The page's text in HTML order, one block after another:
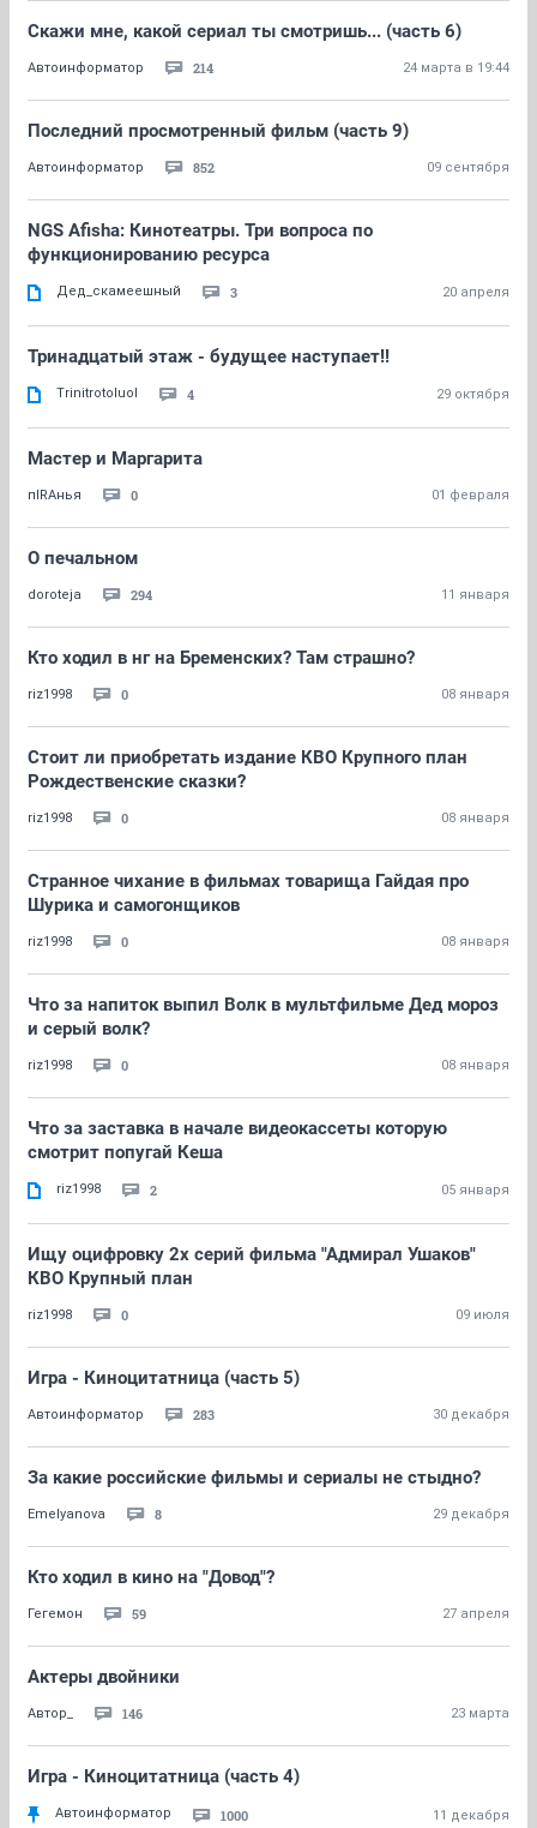
Скажи мне, какой сериал ты смотришь... (часть 6)
Автоинформатор 214 24 марта в 19:44
Последний просмотренный фильм (часть 9)
Автоинформатор 852 09 сентября
NGS Afisha: Кинотеатры. Три вопроса по
функционированию ресурса
Дед_скамеешный 3 20 апреля
Тринадцатый этаж - будущее наступает!!
Trinitrotoluol 4 29 октября
Мастер и Маргарита
пIRAнья 0 01 февраля
О печальном
doroteja 294 11 января
Кто ходил в нг на Бременских? Там страшно?
riz1998 0 08 января
Стоит ли приобретать издание КВО Крупного план
Рождественские сказки?
riz1998 0 08 января
Странное чихание в фильмах товарища Гайдая про
Шурика и самогонщиков
riz1998 0 08 января
Что за напиток выпил Волк в мультфильме Дед мороз
и серый волк?
riz1998 0 08 января
Что за заставка в начале видеокассеты которую
смотрит попугай Кеша
riz1998 2 05 января
Ищу оцифровку 2х серий фильма "Адмирал Ушаков"
КВО Крупный план
riz1998 0 09 июля
Игра - Киноцитатница (часть 5)
Автоинформатор 283 30 декабря
За какие российские фильмы и сериалы не стыдно?
Emelyanova 8 29 декабря
Кто ходил в кино на "Довод"?
Гегемон 59 27 апреля
Актеры двойники
Автор_ 146 23 марта
Игра - Киноцитатница (часть 4)
Автоинформатор 1000 11 декабря